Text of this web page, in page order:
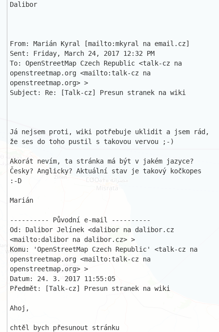
Dalibor
From: Marián Kyral [mailto:mkyral na email.cz]
Sent: Friday, March 24, 2017 12:32 PM
To: OpenStreetMap Czech Republic <talk-cz na
openstreetmap.org <mailto:talk-cz na
openstreetmap.org> >
Subject: Re: [Talk-cz] Presun stranek na wiki
Já nejsem proti, wiki potřebuje uklidit a jsem rád,
že ses do toho pustil s takovou vervou ;-)
Akorát nevím, ta stránka má být v jakém jazyce?
Česky? Anglicky? Aktuální stav je takový kočkopes
:-D
Marián
---------- Původní e-mail ----------
Od: Dalibor Jelínek <dalibor na dalibor.cz
<mailto:dalibor na dalibor.cz> >
Komu: 'OpenStreetMap Czech Republic' <talk-cz na
openstreetmap.org <mailto:talk-cz na
openstreetmap.org> >
Datum: 24. 3. 2017 11:55:05
Předmět: [Talk-cz] Presun stranek na wiki
Ahoj,
chtěl bych přesunout stránku